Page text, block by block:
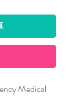
Medical